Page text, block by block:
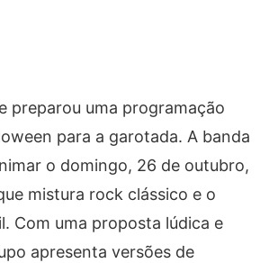
preparou uma programação
para a garotada. A banda
o domingo, 26 de outubro,
mistura rock clássico e o
Com uma proposta lúdica e
apresenta versões de